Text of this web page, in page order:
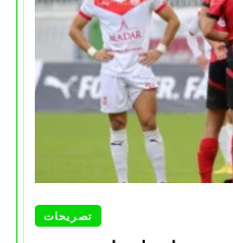
تصريحات